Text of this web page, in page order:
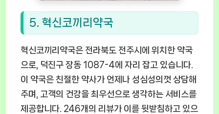
5. 혁신코끼리약국
혁신코끼리약국은 전라북도 전주시에 위치한 약국
으로, 덕진구 장동 1087-4에 자리 잡고 있습니다.
이 약국은 친절한 약사가 언제나 성심성의껏 상담해
주며, 고객의 건강을 최우선으로 생각하는 서비스를
제공합니다. 246개의 리뷰가 이를 뒷받침하고 있으